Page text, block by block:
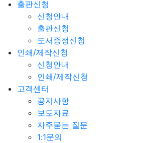
출판신청
신청안내
출판신청
도서증정신청
인쇄/제작신청
신청안내
인쇄/제작신청
고객센터
공지사항
보도자료
자주묻는 질문
1:1문의